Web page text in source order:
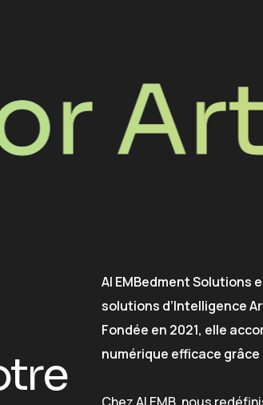
AI EMBedment Solutions
solutions d’Intelligence
Fondée en 2021, elle
numérique efficace